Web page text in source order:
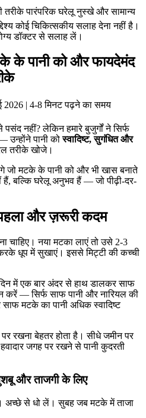
पारंपरिक घरेलू नुस्खे और सामान्य
कोई चिकित्सकीय सलाह देना नहीं है।
डॉक्टर से सलाह लें।
के पानी को और फायदेमंद
| 4-8 मिनट पढ़ने का समय
पसंद नहीं? लेकिन हमारे बुजुर्गों ने सिर्फ
उन्होंने पानी कोस्वादिष्ट, सुगंधित और
तरीके खोजे।
जो मटके के पानी को और भी खास बनाते
हैं, बल्कि घरेलू अनुभव हैं — जो पीढ़ी-दर-
और ज़रूरी कदम
चाहिए। नया मटका लाएं तो उसे 2-3
धूप में सुखाएं। इससे मिट्टी की कच्ची
में एक बार अंदर से हाथ डालकर साफ
करें — सिर्फ साफ पानी और नारियल की
मटके का पानी अधिक स्वादिष्ट
रखना बेहतर होता है। सीधे जमीन पर
जगह पर रखने से पानी कुदरती
और ताजगी के लिए
अच्छे से धो लें। सुबह जब मटके में ताजा